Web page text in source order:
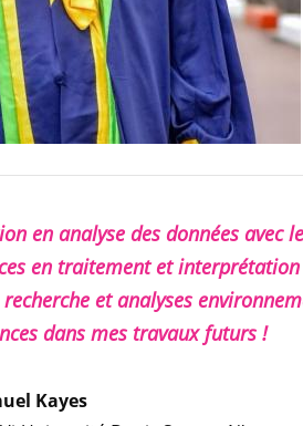
en analyse des données avec
en traitement et
et analyses
dans mes travaux futurs !
Kayes